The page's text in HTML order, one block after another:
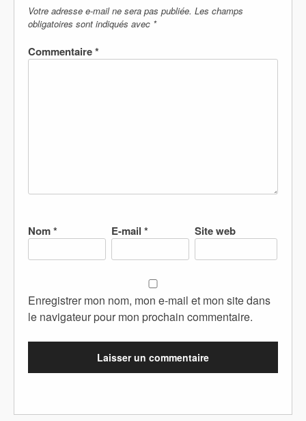
Votre adresse e-mail ne sera pas publiée. Les champs
obligatoires sont indiqués avec *
Commentaire*
Nom* E-mail * Site web
Enregistrer mon nom, mon e-mail et mon site dans
le navigateur pour mon prochain commentaire.